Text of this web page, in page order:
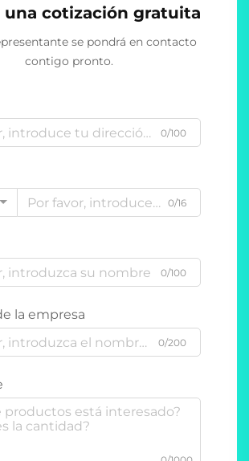
una cotización gratuita
se pondrá en contacto
contigo pronto.
0/100
0/16
0/100
la empresa
0/200